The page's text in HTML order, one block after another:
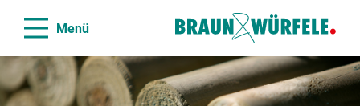
Menü